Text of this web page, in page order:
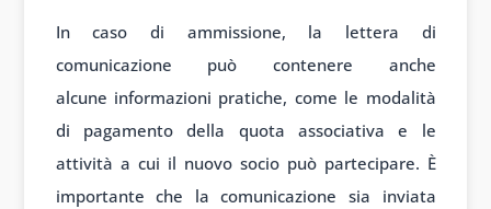
In caso di ammissione, la lettera di
comunicazione può contenere anche
alcune informazioni pratiche, come le modalità
di pagamento della quota associativa e le
attività a cui il nuovosocio può partecipare. È
importante che la comunicazione sia inviata